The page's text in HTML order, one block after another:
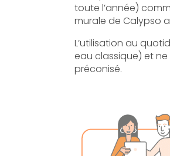
toute l’année)
murale de Calypso
L’utilisation au
eau classique) et
préconisé.